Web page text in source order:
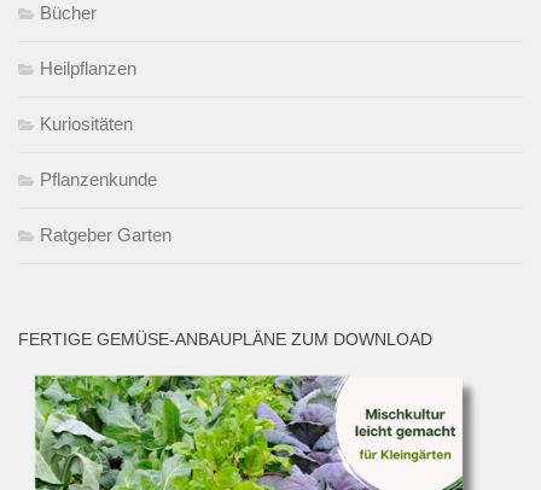
Bücher
Heilpflanzen
Kuriositäten
Pflanzenkunde
Ratgeber Garten
FERTIGE GEMÜSE-ANBAUPLÄNE ZUM DOWNLOAD